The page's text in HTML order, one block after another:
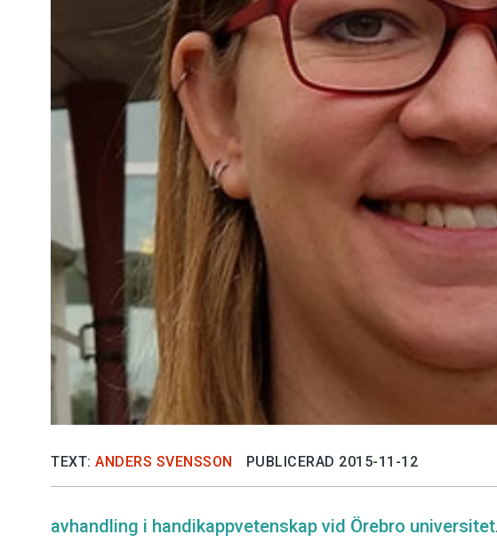
Prenumerera
Läs Språktidningen
Press
TEXT: ANDERS SVENSSON PUBLICERAD 2015-11-12
avhandling i handikappvetenskap vid Örebro universitet.